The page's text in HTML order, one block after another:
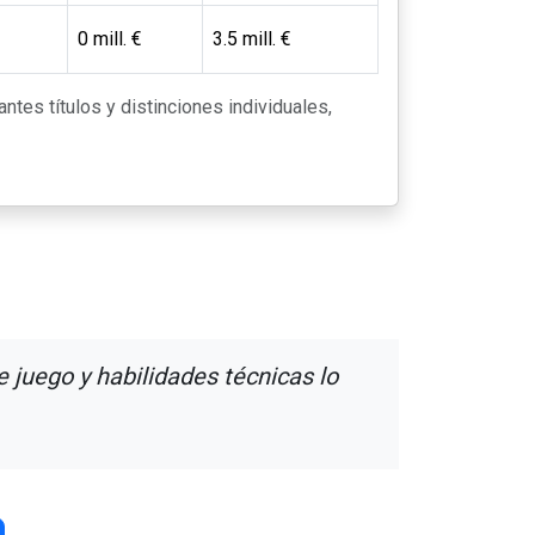
0 mill. € 3.5 mill. €
títulos y distinciones individuales,
juego y habilidades técnicas lo